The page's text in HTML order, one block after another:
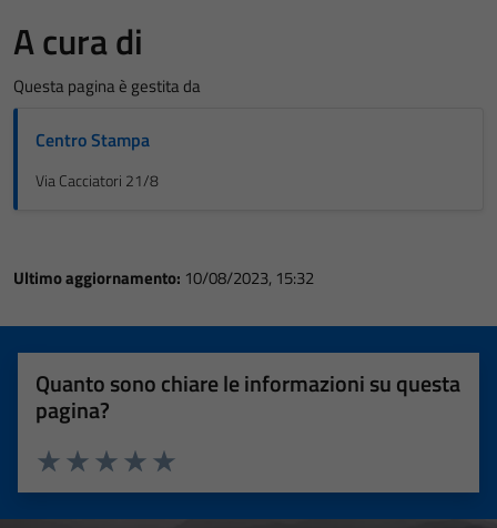
A cura di
Questa pagina è gestita da
Centro Stampa
Via Cacciatori 21/8
Ultimo aggiornamento: 10/08/2023, 15:32
Quanto sono chiare le informazioni su questa
pagina?
Valuta 5 stelle su 5
Valuta 4 stelle su 5
Valuta 3 stelle su 5
Valuta 2 stelle su 5
Valuta 1 stelle su 5